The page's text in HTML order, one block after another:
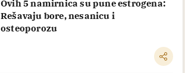
Ovih 5 namirnica su pune estrogena:
Rešavaju bore, nesanicu i
osteoporozu